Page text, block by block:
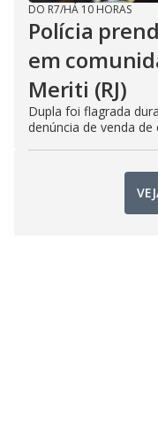
DO R7/HÁ 10 HORAS
Polícia
em
Meriti (RJ)
Dupla foi flagrada
denúncia de venda